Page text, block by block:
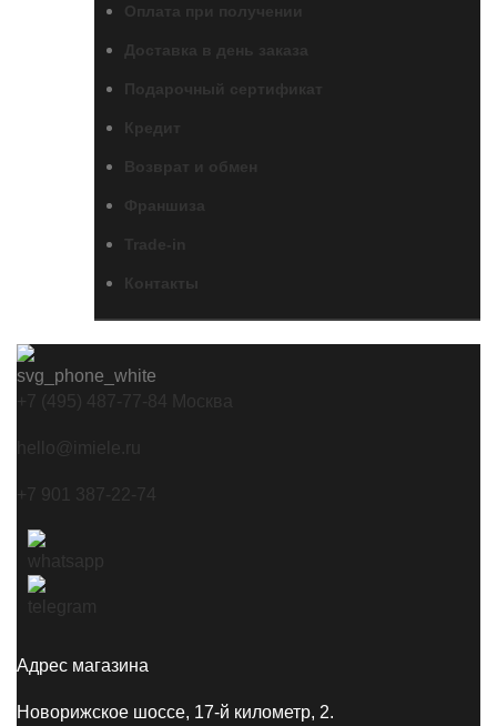
Оплата при получении
Доставка в день заказа
Подарочный сертификат
Кредит
Возврат и обмен
Контакты
+7 (495) 487-77-84 Москва
hello@imiele.ru
+7 901 387-22-74
Адрес магазина
Новорижское шоссе, 17-й километр, 2.